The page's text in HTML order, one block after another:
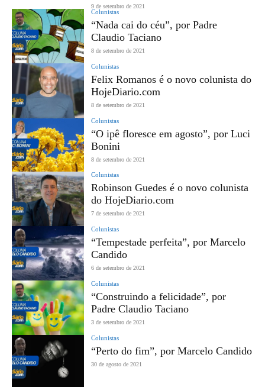
9 de setembro de 2021
Colunistas
“Nada cai do céu”, por Padre
Claudio Taciano
8 de setembro de 2021
Colunistas
Felix Romanos é o novo colunista do
HojeDiario.com
8 de setembro de 2021
Colunistas
“O ipê floresce em agosto”, por Luci
Bonini
8 de setembro de 2021
Colunistas
Robinson Guedes é o novo colunista
do HojeDiario.com
7 de setembro de 2021
Colunistas
“Tempestade perfeita”, por Marcelo
Candido
6 de setembro de 2021
Colunistas
“Construindo a felicidade”, por
Padre Claudio Taciano
3 de setembro de 2021
Colunistas
“Perto do fim”, por Marcelo Candido
30 de agosto de 2021